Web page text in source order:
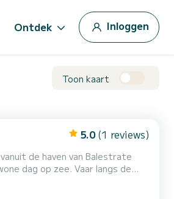
Ontdek Inloggen
Toon kaart
5.0 (1 reviews)
dag op zee. Vaar langs de
zal achterlaten.